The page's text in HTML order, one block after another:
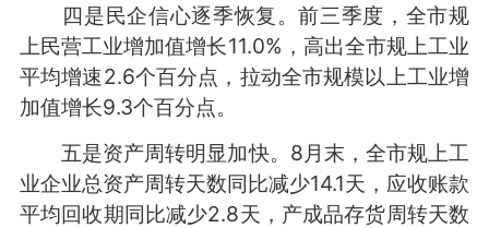
四是民企信心逐季恢复。前三季度，全市规
上民营工业增加值增长11.0%，高出全市规上工业
平均增速2.6个百分点，拉动全市规模以上工业增
加值增长9.3个百分点。
五是资产周转明显加快。8月末，全市规上工
业企业总资产周转天数同比减少14.1天，应收账款
平均回收期同比减少2.8天，产成品存货周转天数